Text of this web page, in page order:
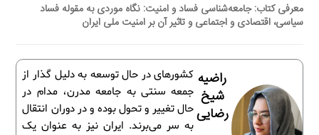
معرفی کتاب: ج‍ام‍ع‍ه‌ش‍ن‍اس‍ی ف‍س‍اد و ام‍ن‍ی‍ت: نگاه موردی به مقوله فساد
سیاسی، اقتصادی و اجتماعی و تاثیر آن بر امنیت ملی ایران
کشورهای در حال توسعه به دلیل گذار از
جمعه سنتی به جامعه مدرن، مدام در
حال تغییر و تحول بوده و در دوران انتقال
به سر می‌برند. ایران نیز به عنوان یک
راضیه
شیخ
رضایی